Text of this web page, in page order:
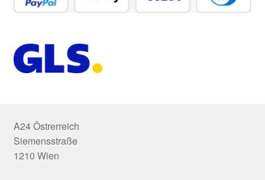
A24 Östrerreich
Siemensstraße
1210 Wien